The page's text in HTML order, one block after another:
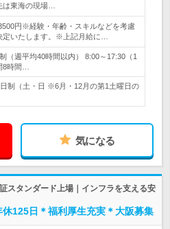
は東海の現場…
円※経験・年齢・スキルなどを考慮
定いたします。※上記月給に…
（週平均40時間以内） 8:00～17:30（1
8時間…
制（土・日 ※6月・12月の第1土曜日の
気になる
スタンダード上場｜インフラを支える安
休125日＊福利厚生充実＊大阪募集